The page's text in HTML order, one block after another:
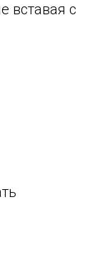
вставая с